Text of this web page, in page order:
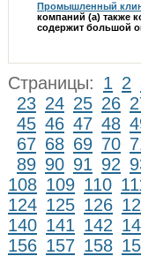
Промышленный
компаний (а) также
содержит большой
Страницы: 1 2
23 24 25 26
45 46 47 48
67 68 69 70
89 90 91 92
108 109 110
124 125 126
140 141 142
156 157 158